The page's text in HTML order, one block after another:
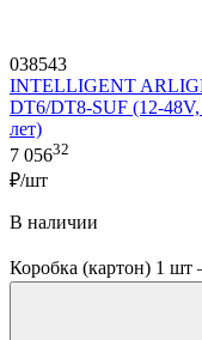
038543
INTELLIGENT
DT6/DT8-SUF (12-
лет)
7 05632
₽/шт
В наличии
Коробка (картон) 1